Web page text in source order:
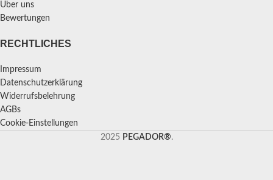
Über uns
Bewertungen
RECHTLICHES
Impressum
Datenschutzerklärung
Widerrufsbelehrung
AGBs
Cookie-Einstellungen
2025 PEGADOR®.